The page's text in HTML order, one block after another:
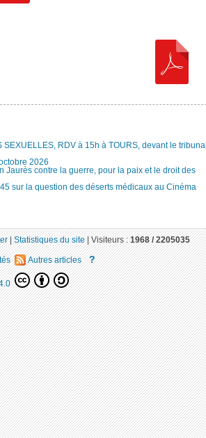
RDV à 15h à TOURS, devant le tribunal
2026
Jaurès contre la guerre, pour la paix et le droit des
sur la question des déserts médicaux au Cinéma
|Statistiques du site|Visiteurs :1968 / 2205035
Autres articles ?